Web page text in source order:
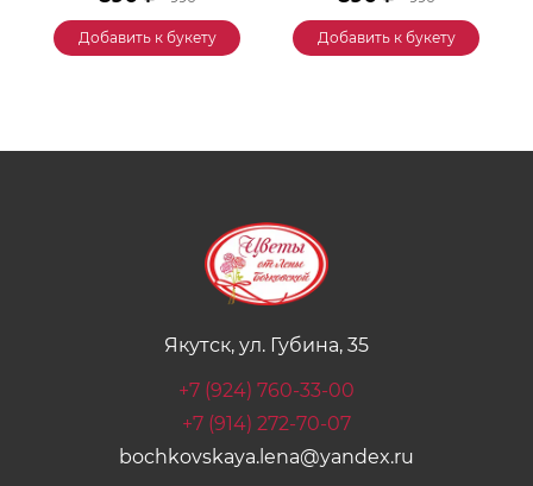
Добавить к букету Добавить к букету
Якутск, ул. Губина, 35
+7 (924) 760-33-00
+7 (914) 272-70-07
bochkovskaya.lena@yandex.ru